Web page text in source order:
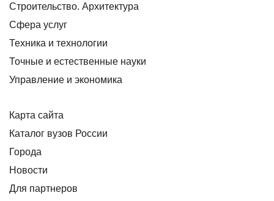
Строительство. Архитектура
Сфера услуг
Техника и технологии
Точные и естественные науки
Управление и экономика
Карта сайта
Каталог вузов России
Города
Новости
Для партнеров